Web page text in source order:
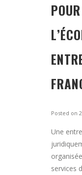
Posted on
Une
services